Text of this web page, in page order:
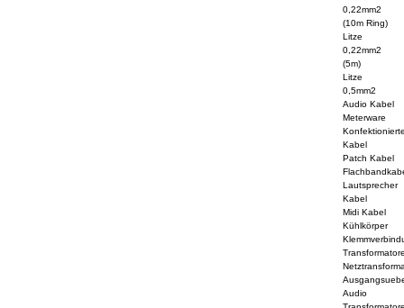
0,22mm2
(10m Ring)
Litze
0,22mm2
(5m)
Litze
0,5mm2
Audio Kabel
Meterware
Kabel
Patch Kabel
Lautsprecher
Kabel
Midi Kabel
Kühlkörper
Audio